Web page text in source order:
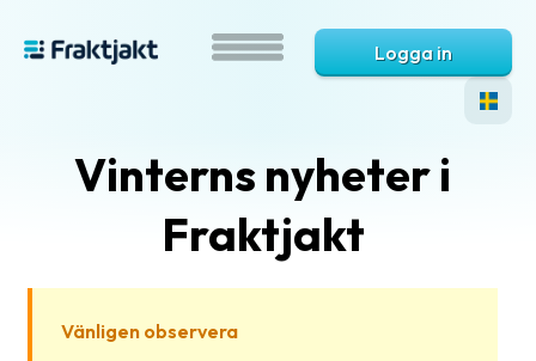
Logga in
Vinterns nyheter i
Fraktjakt
Vänligen observera